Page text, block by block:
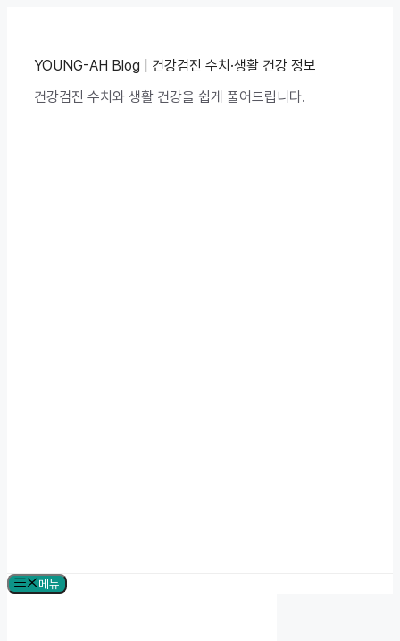
YOUNG-AH Blog | 건강검진 수치·생활 건강 정보
건강검진 수치와 생활 건강을 쉽게 풀어드립니다.
메뉴